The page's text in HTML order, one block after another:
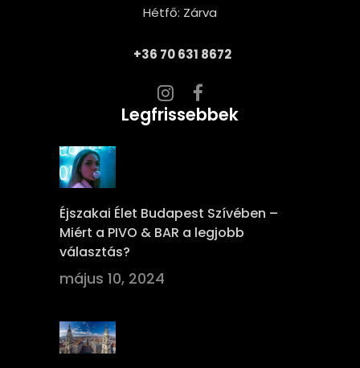
Hétfő: Zárva
+36 70 631 8672
Legfrissebbek
Éjszakai Élet Budapest Szívében –
Miért a PIVO & BAR a legjobb
választás?
május 10, 2024